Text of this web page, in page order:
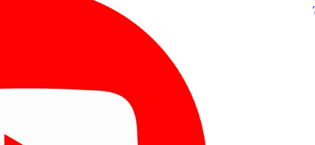
(8h00 - 21h30)
(8h00 -